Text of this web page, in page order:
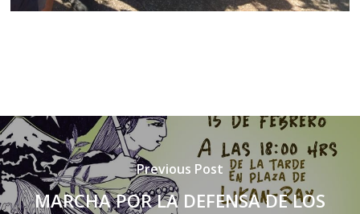
Previous Post
MARCHA POR LA DEFENSA DE LOS